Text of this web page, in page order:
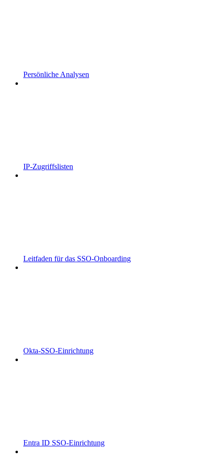
Persönliche Analysen
IP-Zugriffslisten
Leitfaden für das SSO-Onboarding
Okta-SSO-Einrichtung
Entra ID SSO-Einrichtung